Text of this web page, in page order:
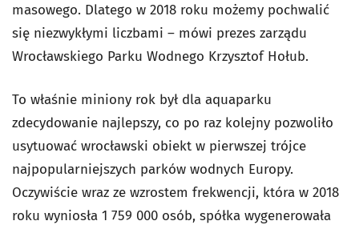
masowego. Dlatego w 2018 roku możemy pochwalić
się niezwykłymi liczbami – mówi prezes zarządu
Wrocławskiego Parku Wodnego Krzysztof Hołub.
To właśnie miniony rok był dla aquaparku
zdecydowanie najlepszy, co po raz kolejny pozwoliło
usytuować wrocławski obiekt w pierwszej trójce
najpopularniejszych parków wodnych Europy.
Oczywiście wraz ze wzrostem frekwencji, która w 2018
roku wyniosła 1 759 000 osób, spółka wygenerowała